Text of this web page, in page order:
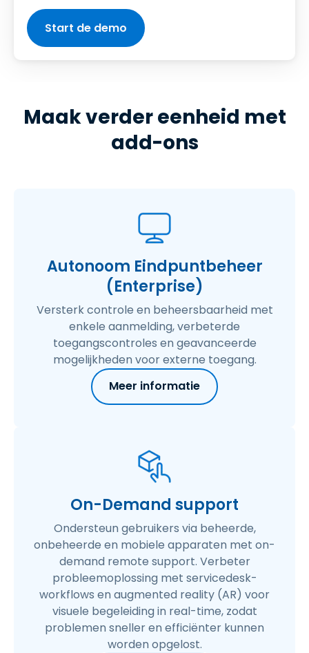
Start de demo
Maak verder eenheid met
add-ons
Autonoom Eindpuntbeheer
(Enterprise)
Versterk controle en beheersbaarheid met
enkele aanmelding, verbeterde
toegangscontroles en geavanceerde
mogelijkheden voor externe toegang.
Meer informatie
On-Demand support
Ondersteun gebruikers via beheerde,
onbeheerde en mobiele apparaten met on-
demand remote support. Verbeter
probleemoplossing met servicedesk-
workflows en augmented reality (AR) voor
visuele begeleiding in real-time, zodat
problemen sneller en efficiënter kunnen
worden opgelost.